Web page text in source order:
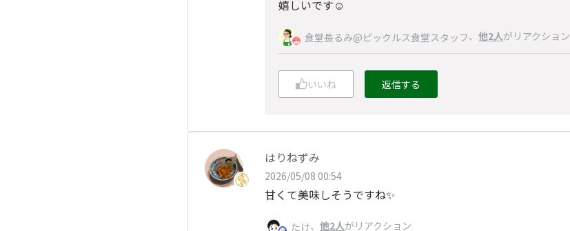
嬉しいです☺️
食堂長るみ@ピックルス食堂スタッフ、 他2人がリアクション
いいね 返信する
はりねずみ
2026/05/08 00:54
甘くて美味しそうですね✨
たけ、 他2人がリアクション